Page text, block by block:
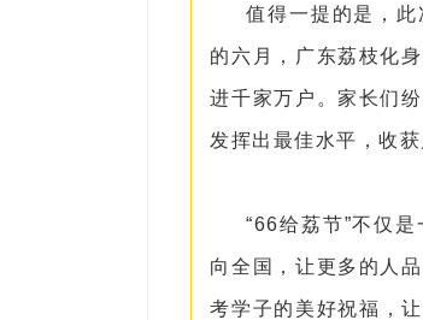
值得一提的是，
的六月，广东荔枝化
进千家万户。家长们
发挥出最佳水平，收获
“66给荔节”不仅
向全国，让更多的人
考学子的美好祝福，